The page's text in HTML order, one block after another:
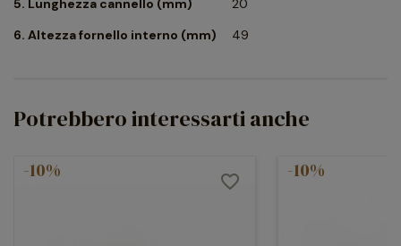
6. Altezza fornello interno (mm)
49
Potrebbero interessarti anche
-10% favorite_border -10%